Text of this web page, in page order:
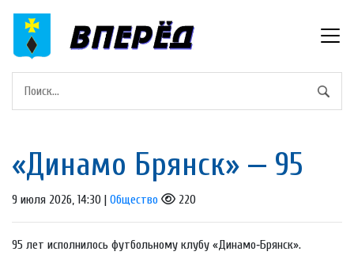
«Динамо Брянск» — 95
9 июля 2026, 14:30 | Общество 220
95 лет исполнилось футбольному клубу «Динамо‑Брянск».